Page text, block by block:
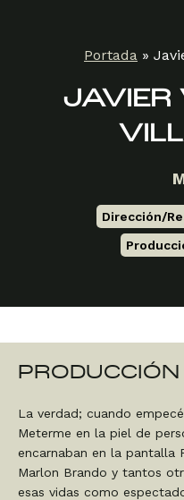
Portada »
JAVIER
Dirección/
La verdad; cuando
Meterme en la piel de
encarnaban en la pantalla
Marlon Brando y tantos
esas vidas como